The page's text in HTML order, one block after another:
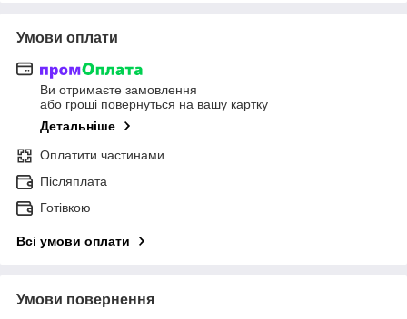
Умови оплати
Ви отримаєте замовлення
або гроші повернуться на вашу картку
Детальніше
Оплатити частинами
Післяплата
Готівкою
Всі умови оплати
Умови повернення